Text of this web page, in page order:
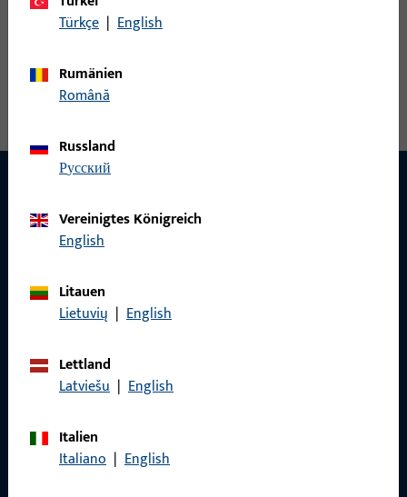
Zwischenprofil, Gesamtbreite 45,5 mm, Gesamthöhe / -tiefe
16,2 mm, Gesamtlänge 3.300 mm
KONTAKT
Haben Sie Fragen oder wünschen Sie persönliche Beratung?
zuverlässig.
Rufen Sie uns an
Türkçe | English
Rumänien
Română
Russland
русский
Vereinigtes Königreich
English
Litauen
Lietuvių | English
Lettland
Latviešu | English
Italien
Italiano | English